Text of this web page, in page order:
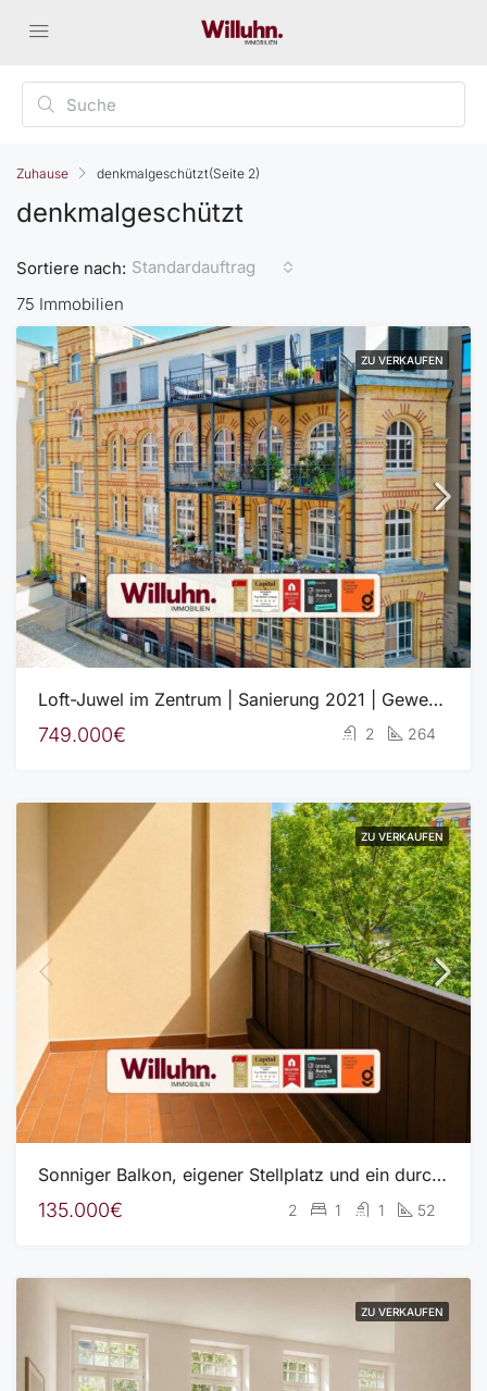
Zuhause denkmalgeschützt(Seite 2)
denkmalgeschützt
75 Immobilien
Sortiere nach: Standardauftrag
ZU VERKAUFEN
Loft-Juwel im Zentrum | Sanierung 2021 | Gewerbe & Wohnen | Balkon | Stellplatz
749.000€ 2 264
ZU VERKAUFEN
Sonniger Balkon, eigener Stellplatz und ein durchdachter Grundriss
135.000€ 2 1 1 52
ZU VERKAUFEN